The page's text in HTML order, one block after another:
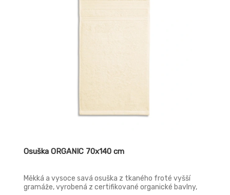
Osuška ORGANIC 70x140 cm
Měkká a vysoce savá osuška z tkaného froté vyšší
gramáže, vyrobená z certifikované organické bavlny,